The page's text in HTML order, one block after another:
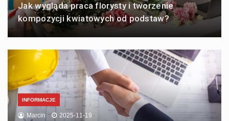
Jak wygląda praca florysty i tworzenie
kompozycji kwiatowych od podstaw?
INFORMACJE
Marcin 2025-11-19